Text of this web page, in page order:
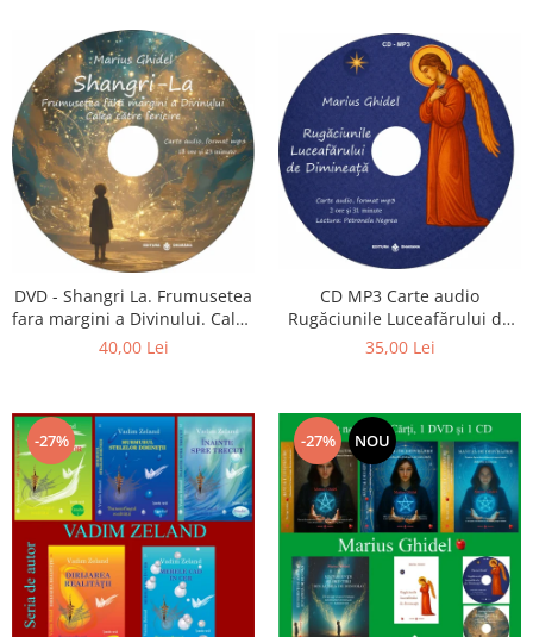
DVD - Shangri La. Frumusetea
fara margini a Divinului. Calea
catre fericire
40,00 Lei
CD MP3 Carte audio
Rugăciunile Luceafărului de
dimineață
35,00 Lei
-27% -27% NOU